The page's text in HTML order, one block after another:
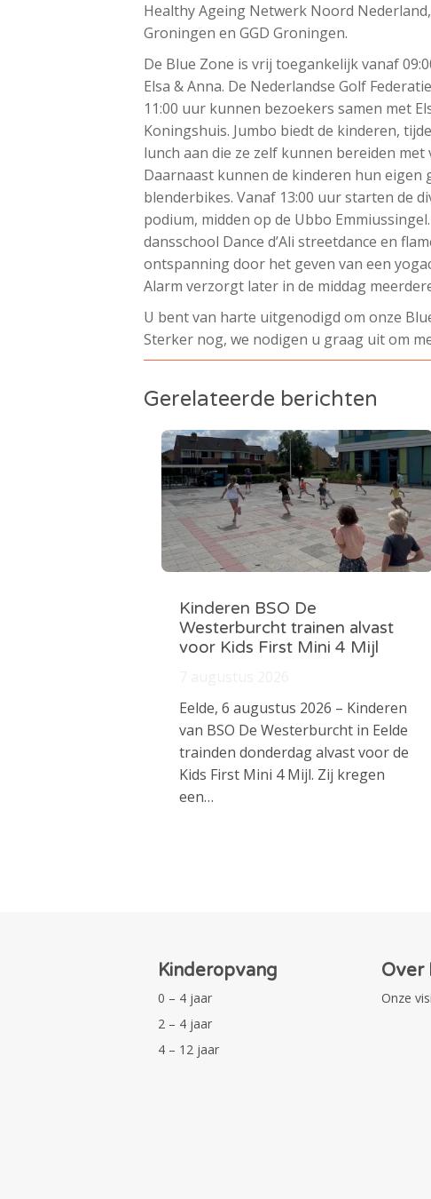
Healthy Ageing Netwerk Noord
Groningen en GGD Groningen.
De Blue Zone is vrij toegankelijk vanaf
Elsa & Anna. De Nederlandse Golf
11:00 uur kunnen bezoekers samen met
Koningshuis. Jumbo biedt de kinderen,
lunch aan die ze zelf kunnen bereiden
Daarnaast kunnen de kinderen hun eigen
blenderbikes. Vanaf 13:00 uur starten de
podium, midden op de Ubbo
dansschool Dance d’Ali streetdance en
ontspanning door het geven van een
Alarm verzorgt later in de middag
U bent van harte uitgenodigd om onze
Sterker nog, we nodigen u graag uit om
Gerelateerde berichten
Kinderen BSO De
Westerburcht trainen alvast
voor Kids First Mini 4 Mijl
Eelde, 6 augustus 2026 – Kinderen
van BSO De Westerburcht in Eelde
trainden donderdag alvast voor de
Kids First Mini 4 Mijl. Zij kregen
een…
Kinderopvang
0 – 4 jaar
2 – 4 jaar
4 – 12 jaar
Over
Onze